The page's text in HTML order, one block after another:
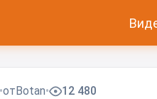
от Вotan 12 480